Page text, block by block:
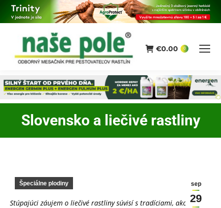
€0.00 0
Slovensko a liečivé rastliny
You are here:
sep
29
Špeciálne plodiny
Stúpajúci záujem o liečivé rastliny súvisí s tradíciami, ako aj